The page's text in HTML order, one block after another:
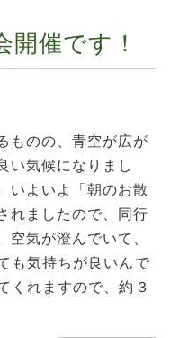
催です！
ものの、青空が広が
い気候になりまし
いよいよ「朝のお散
れましたので、同行
空気が澄んでいて、
も気持ちが良いんで
くれますので、約３